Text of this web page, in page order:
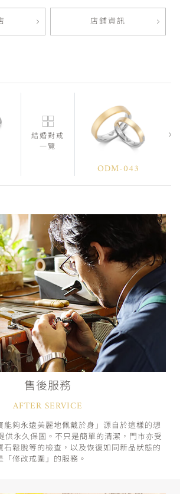
店鋪資訊
結婚對戒
一覽
ODM-043
售後服務
AFTER SERVICE
能夠永遠美麗地佩戴於身」源自於這樣的想
供永久保固。不只是簡單的清潔，門市亦受
鬆脫等的檢查，以及恢復如同新品狀態的
「修改戒圍」的服務。